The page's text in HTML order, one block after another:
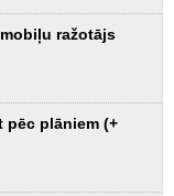
ražotājs
pēc plāniem (+